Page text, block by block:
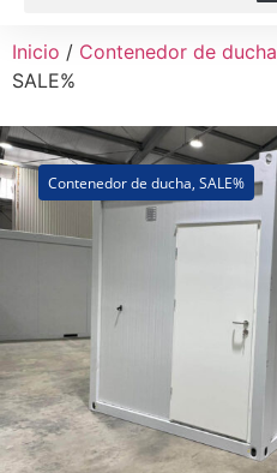
Inicio / Contenedor de ducha
SALE%
Contenedor de ducha, SALE%